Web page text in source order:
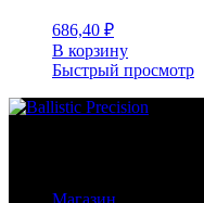
686,40 ₽
В корзину
Быстрый просмотр
Магазин